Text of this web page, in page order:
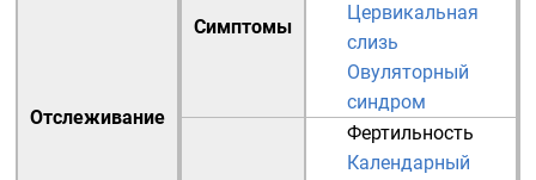
Отслеживание
Симптомы
Цервикальная
слизь
Овуляторный
синдром
Фертильность
Календарный